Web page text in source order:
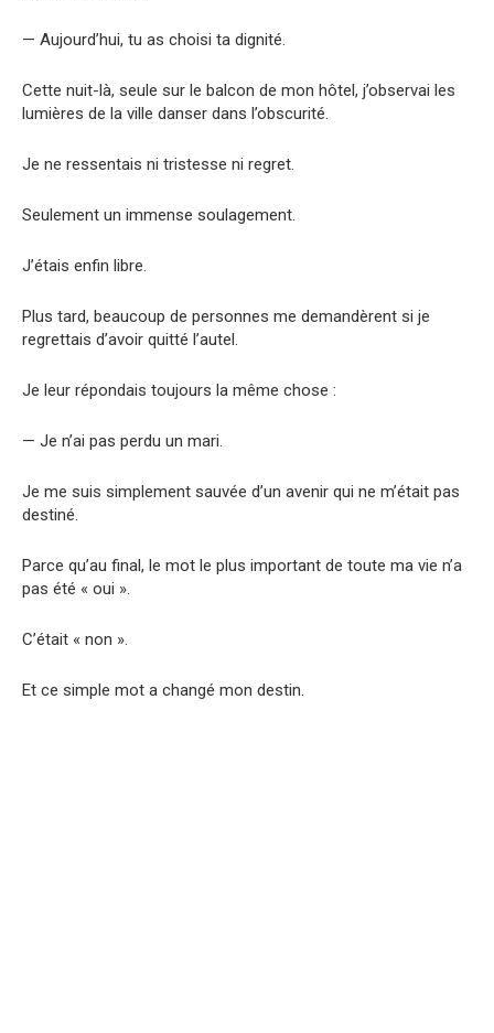
— Aujourd’hui, tu as choisi ta dignité.
Cette nuit-là, seule sur le balcon de mon hôtel, j’observai les
lumières de la ville danser dans l’obscurité.
Je ne ressentais ni tristesse ni regret.
Seulement un immense soulagement.
J’étais enfin libre.
Plus tard, beaucoup de personnes me demandèrent si je
regrettais d’avoir quitté l’autel.
Je leur répondais toujours la même chose :
— Je n’ai pas perdu un mari.
Je me suis simplement sauvée d’un avenir qui ne m’était pas
destiné.
Parce qu’au final, le mot le plus important de toute ma vie n’a
pas été « oui ».
C’était « non ».
Et ce simple mot a changé mon destin.